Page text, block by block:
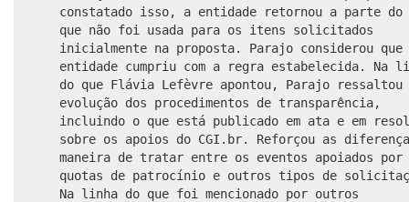
constatado isso, a entidade retornou a parte do
que não foi usada para os itens solicitados
inicialmente na proposta. Parajo considerou que
entidade cumpriu com a regra estabelecida. Na
do que Flávia Lefèvre apontou, Parajo ressaltou
evolução dos procedimentos de transparência,
incluindo o que está publicado em ata e em
sobre os apoios do CGI.br. Reforçou as
maneira de tratar entre os eventos apoiados por
quotas de patrocínio e outros tipos de
Na linha do que foi mencionado por outros